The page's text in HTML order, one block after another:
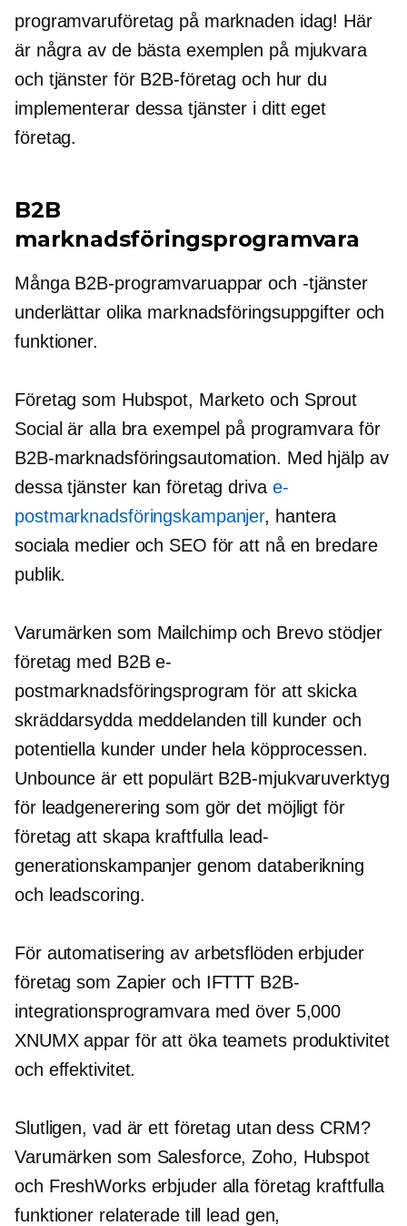
programvaruföretag på marknaden idag! Här
är några av de bästa exemplen på mjukvara
och tjänster för B2B-företag och hur du
implementerar dessa tjänster i ditt eget
företag.
B2B
marknadsföringsprogramvara
Många B2B-programvaruappar och -tjänster
underlättar olika marknadsföringsuppgifter och
funktioner.
Företag som Hubspot, Marketo och Sprout
Social är alla bra exempel på programvara för
B2B-marknadsföringsautomation. Med hjälp av
dessa tjänster kan företag driva e-
postmarknadsföringskampanjer, hantera
sociala medier och SEO för att nå en bredare
publik.
Varumärken som Mailchimp och Brevo stödjer
företag med B2B e-
postmarknadsföringsprogram för att skicka
skräddarsydda meddelanden till kunder och
potentiella kunder under hela köpprocessen.
Unbounce är ett populärt B2B-mjukvaruverktyg
för leadgenerering som gör det möjligt för
företag att skapa kraftfulla lead-
generationskampanjer genom databerikning
och leadscoring.
För automatisering av arbetsflöden erbjuder
företag som Zapier och IFTTT B2B-
integrationsprogramvara med över 5,000
XNUMX appar för att öka teamets produktivitet
och effektivitet.
Slutligen, vad är ett företag utan dess CRM?
Varumärken som Salesforce, Zoho, Hubspot
och FreshWorks erbjuder alla företag kraftfulla
funktioner relaterade till lead gen,